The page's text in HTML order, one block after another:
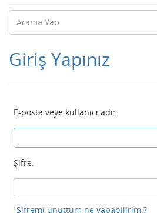
Giriş Yapınız
E-posta veye kullanıcı adı:
Şifre:
Şifremi unuttum ne yapabilirim ?